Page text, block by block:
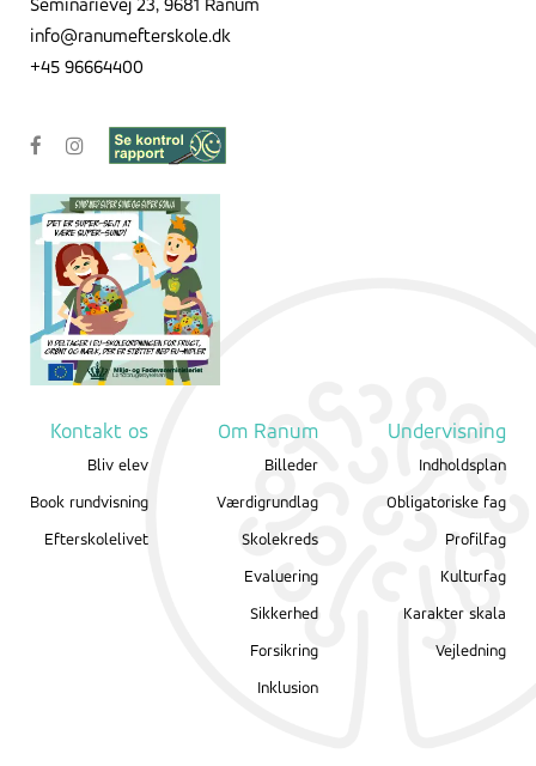
Seminarievej 23, 9681 Ranum
info@ranumefterskole.dk
+45 96664400
Kontakt os
Bliv elev
Book rundvisning
Efterskolelivet
Om Ranum
Billeder
Værdigrundlag
Skolekreds
Evaluering
Sikkerhed
Forsikring
Inklusion
Undervisning
Indholdsplan
Obligatoriske fag
Profilfag
Kulturfag
Karakter skala
Vejledning